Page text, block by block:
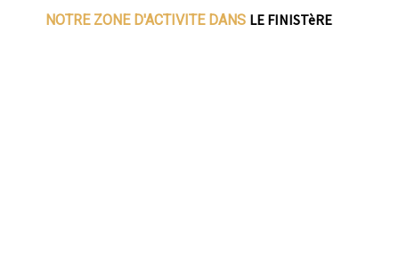
NOTRE ZONE D'ACTIVITE DANS LE FINISTèRE